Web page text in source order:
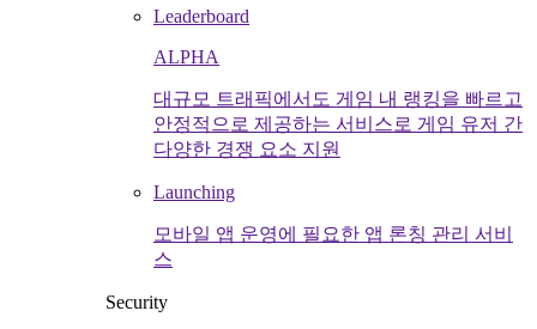
Leaderboard
ALPHA
대규모 트래픽에서도 게임 내 랭킹을 빠르고
안정적으로 제공하는 서비스로 게임 유저 간
다양한 경쟁 요소 지원
Launching
모바일 앱 운영에 필요한 앱 론칭 관리 서비
스
Security